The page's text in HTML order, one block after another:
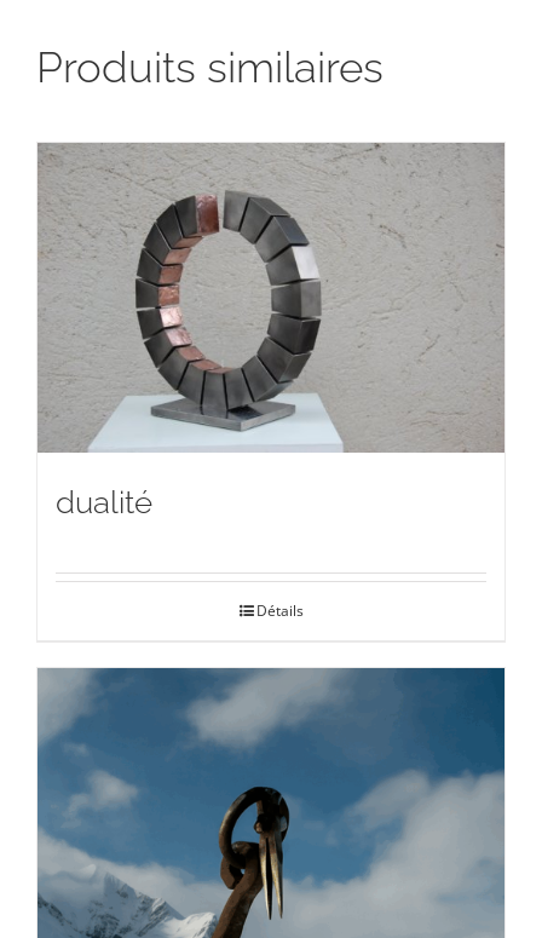
Produits similaires
dualité
Détails